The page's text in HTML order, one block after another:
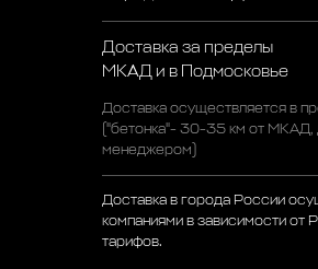
Доставка за пределы
МКАД и в Подмосковье
Доставка осуществляется в
("бетонка"- 30-35 км от МКАД,
менеджером)
Доставка в города России
компаниями в зависимости от
тарифов.